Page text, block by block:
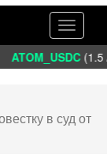
Toggle
ATOM_USDC(1.5
в суд от